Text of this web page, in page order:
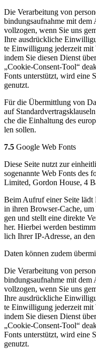
Die Ver­ar­bei­tung von
bin­dungs­auf­nah­me mit
voll­zo­gen, wenn Sie uns
Ihre aus­drück­li­che
te Ein­wil­li­gung jeder­zeit
indem Sie die­sen Dienst
„Coo­kie-Con­sent-Tool“
Fonts unter­stützt, wird eine
genutzt.
Für die Über­mitt­lung von
auf
che die Ein­hal­tung des
len sol­len.
7.5 Goog­le Web Fonts
Die­se Sei­te nutzt zur
soge­nann­te Web Fonts des
Limi­t­ed, Gor­don House, 4
Beim Auf­ruf einer Sei­te lädt
in ihren Brow­ser-Cache,
gen und stellt eine direk­te
her. Hier­bei wer­den
lich Ihrer IP-Adres­se, an
Daten kön­nen zudem
Die Ver­ar­bei­tung von
bin­dungs­auf­nah­me mit
voll­zo­gen, wenn Sie uns
Ihre aus­drück­li­che
te Ein­wil­li­gung jeder­zeit
indem Sie die­sen Dienst
„Coo­kie-Con­sent-Tool“
Fonts unter­stützt, wird eine
genutzt.